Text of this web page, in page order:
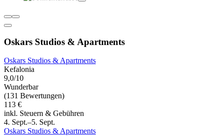
Oskars Studios & Apartments
Oskars Studios & Apartments
Kefalonia
9,0/10
Wunderbar
(131 Bewertungen)
113 €
inkl. Steuern & Gebühren
4. Sept.–5. Sept.
Oskars Studios & Apartments